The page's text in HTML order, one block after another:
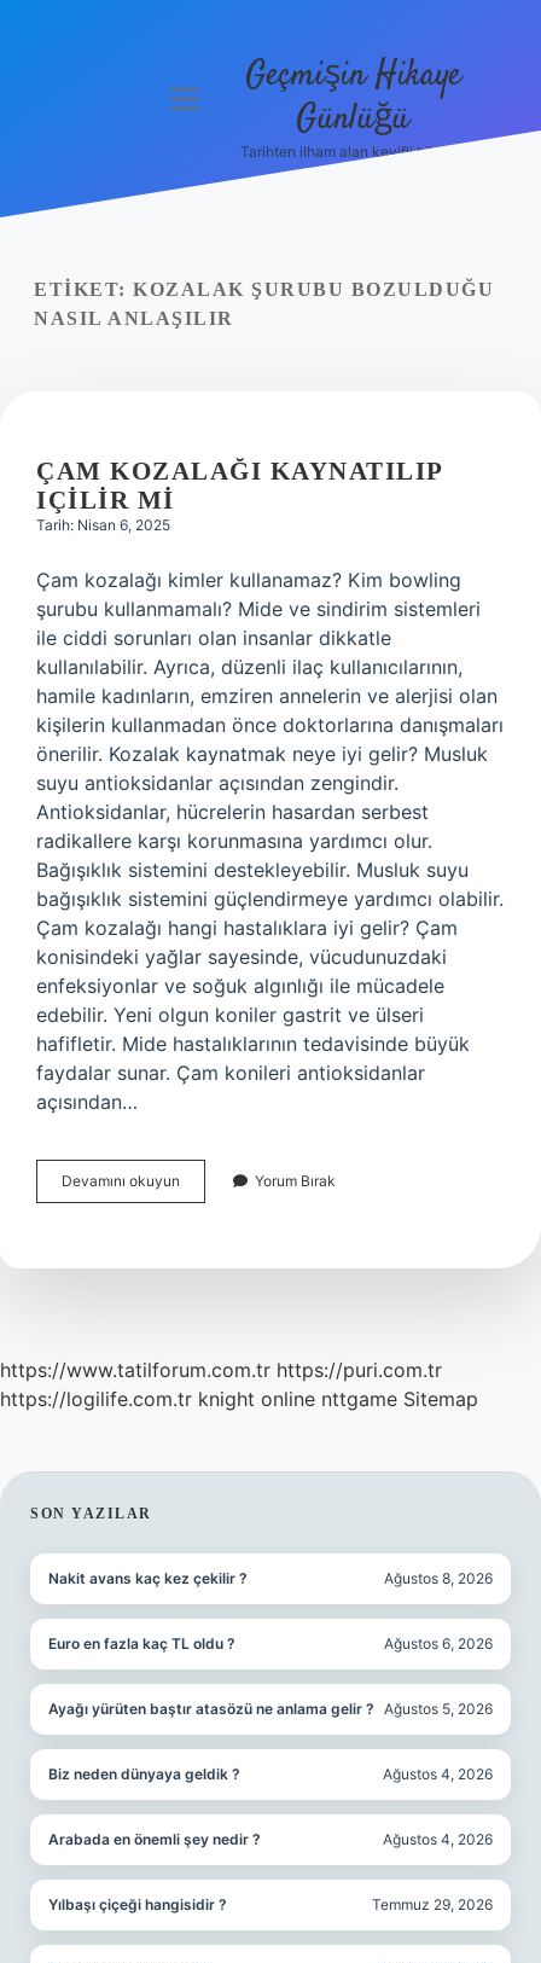
Yasal Uyarı
menüyü
Geçmişin Hikaye
Günlüğü
Tarihten ilham alan keyifli bilgiler!
ETIKET: KOZALAK ŞURUBU BOZULDUĞU
NASIL ANLAŞILIR
ÇAM KOZALAĞI KAYNATILIP
IÇILIR MI
Tarih: Nisan 6, 2025
Çam kozalağı kimler kullanamaz? Kim bowling
şurubu kullanmamalı? Mide ve sindirim sistemleri
ile ciddi sorunları olan insanlar dikkatle
kullanılabilir. Ayrıca, düzenli ilaç kullanıcılarının,
hamile kadınların, emziren annelerin ve alerjisi olan
kişilerin kullanmadan önce doktorlarına danışmaları
önerilir. Kozalak kaynatmak neye iyi gelir? Musluk
suyu antioksidanlar açısından zengindir.
Antioksidanlar, hücrelerin hasardan serbest
radikallere karşı korunmasına yardımcı olur.
Bağışıklık sistemini destekleyebilir. Musluk suyu
bağışıklık sistemini güçlendirmeye yardımcı olabilir.
Çam kozalağı hangi hastalıklara iyi gelir? Çam
konisindeki yağlar sayesinde, vücudunuzdaki
enfeksiyonlar ve soğuk algınlığı ile mücadele
edebilir. Yeni olgun koniler gastrit ve ülseri
hafifletir. Mide hastalıklarının tedavisinde büyük
faydalar sunar. Çam konileri antioksidanlar
açısından…
Devamını okuyun
Kozalağı
Mi
Yorum Bırak
https://www.tatilforum.com.tr https://puri.com.tr
https://logilife.com.tr knight online nttgame Sitemap
SIDEBAR
SON YAZILAR
Nakit avans kaç kez çekilir ? Ağustos 8, 2026
Euro en fazla kaç TL oldu ? Ağustos 6, 2026
Ayağı yürüten baştır atasözü ne anlama gelir ? Ağustos 5, 2026
Biz neden dünyaya geldik ? Ağustos 4, 2026
Arabada en önemli şey nedir ? Ağustos 4, 2026
Yılbaşı çiçeği hangisidir ? Temmuz 29, 2026